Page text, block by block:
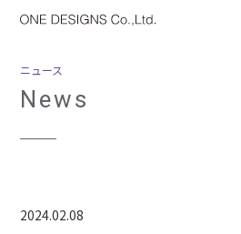
ニュース
News
2024.02.08